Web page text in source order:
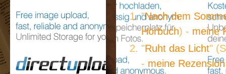
"Nach dem
Hörbuch) - meine
"Ruht das Licht"
- meine Rezension